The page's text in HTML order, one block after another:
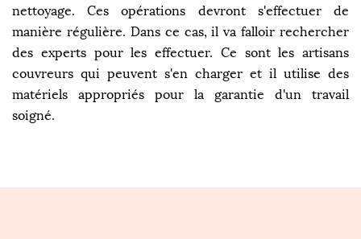
nettoyage. Ces opérations devront s'effectuer de
manière régulière. Dans ce cas, il va falloir rechercher
des experts pour les effectuer. Ce sont les artisans
couvreurs qui peuvent s'en charger et il utilise des
matériels appropriés pour la garantie d'un travail
soigné.